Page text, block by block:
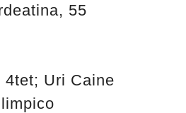
55
4tet; Uri Caine